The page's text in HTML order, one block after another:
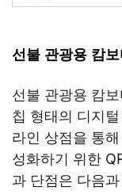
선불 관광용 캄
선불 관광용 캄
칩 형태의 디지
라인 상점을 통
성화하기 위한
과 단점은 다음